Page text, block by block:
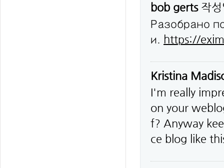
bob gerts작
Разобрано
и.
https://
Kristina
I'm really
on your
f? Anyway
ce blog like